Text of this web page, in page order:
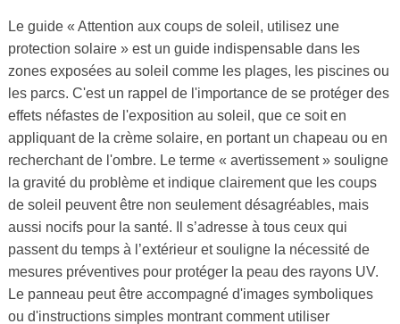
Le guide « Attention aux coups de soleil, utilisez une
protection solaire » est un guide indispensable dans les
zones exposées au soleil comme les plages, les piscines ou
les parcs. C'est un rappel de l'importance de se protéger des
effets néfastes de l'exposition au soleil, que ce soit en
appliquant de la crème solaire, en portant un chapeau ou en
recherchant de l'ombre. Le terme « avertissement » souligne
la gravité du problème et indique clairement que les coups
de soleil peuvent être non seulement désagréables, mais
aussi nocifs pour la santé. Il s’adresse à tous ceux qui
passent du temps à l’extérieur et souligne la nécessité de
mesures préventives pour protéger la peau des rayons UV.
Le panneau peut être accompagné d'images symboliques
ou d'instructions simples montrant comment utiliser